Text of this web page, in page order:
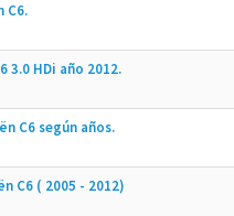
C6.
3.0 HDi año 2012.
C6 según años.
C6 ( 2005 - 2012)